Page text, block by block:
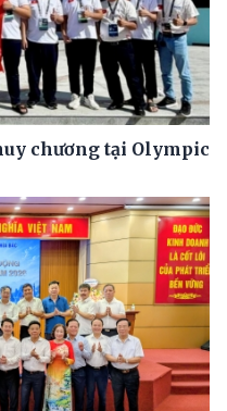
chương tại Olympic